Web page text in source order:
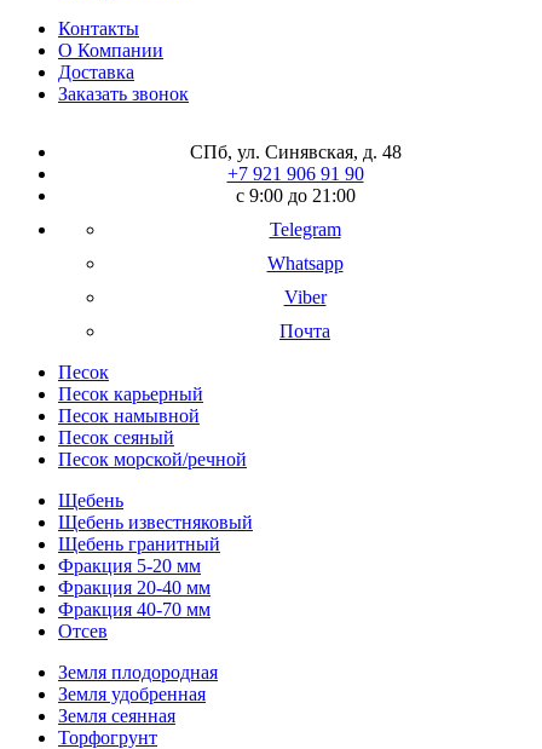
Контакты
О Компании
Доставка
Заказать звонок
СПб, ул. Синявская, д. 48
+7 921 906 91 90
с 9:00 до 21:00
Telegram
Whatsapp
Viber
Почта
Песок
Песок карьерный
Песок намывной
Песок сеяный
Песок морской/речной
Щебень
Щебень известняковый
Щебень гранитный
Фракция 5-20 мм
Фракция 20-40 мм
Фракция 40-70 мм
Отсев
Земля плодородная
Земля удобренная
Земля сеянная
Торфогрунт